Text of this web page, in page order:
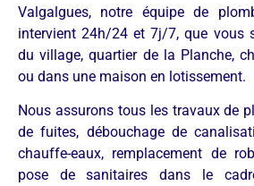
Valgalgues, notre équipe de
intervient 24h/24 et 7j/7, que vous
du village, quartier de la Planche,
ou dans une maison en lotissement.
Nous assurons tous les travaux de
de fuites, débouchage de
chauffe-eaux, remplacement de
pose de sanitaires dans le